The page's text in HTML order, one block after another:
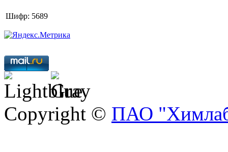
Шифр: 5689
Copyright © ПАО